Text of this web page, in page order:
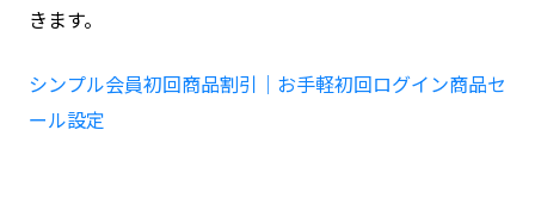
きます。
シンプル会員初回商品割引｜お手軽初回ログイン商品セ
ール設定